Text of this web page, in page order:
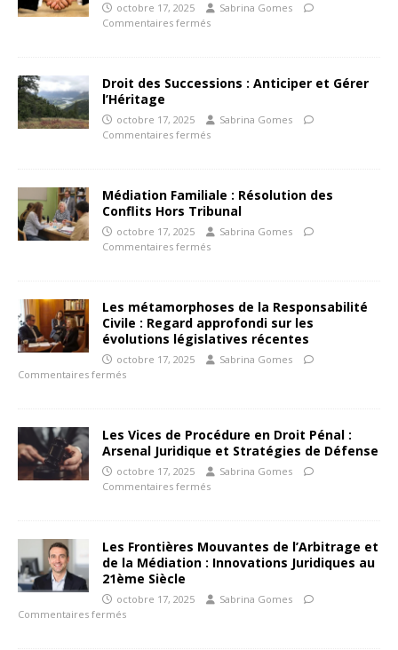
octobre 17, 2025
Sabrina Gomes
Commentaires fermés
Droit des Successions : Anticiper et Gérer
l’Héritage
octobre 17, 2025
Sabrina Gomes
Commentaires fermés
Médiation Familiale : Résolution des
Conflits Hors Tribunal
octobre 17, 2025
Sabrina Gomes
Commentaires fermés
Les métamorphoses de la Responsabilité
Civile : Regard approfondi sur les
évolutions législatives récentes
octobre 17, 2025
Sabrina Gomes
Commentaires fermés
Les Vices de Procédure en Droit Pénal :
Arsenal Juridique et Stratégies de Défense
octobre 17, 2025
Sabrina Gomes
Commentaires fermés
Les Frontières Mouvantes de l’Arbitrage et
de la Médiation : Innovations Juridiques au
21ème Siècle
octobre 17, 2025
Sabrina Gomes
Commentaires fermés